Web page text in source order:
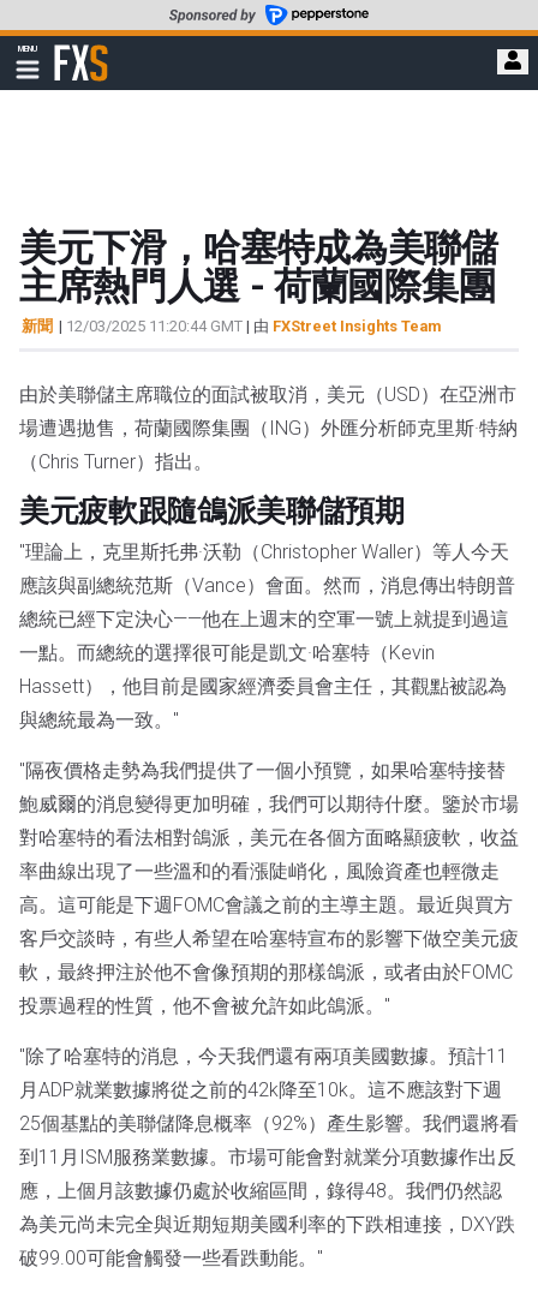
至
要
MENU
顯
示
FXStreet
美元下滑，哈塞特成為美聯儲
主席熱門人選 - 荷蘭國際集團
新聞 | 12/03/2025 11:20:44 GMT | 由 FXStreet Insights Team
由於美聯儲主席職位的面試被取消，美元（USD）在亞洲市
場遭遇拋售，荷蘭國際集團（ING）外匯分析師克里斯·特納
（Chris Turner）指出。
美元疲軟跟隨鴿派美聯儲預期
"理論上，克里斯托弗·沃勒（Christopher Waller）等人今天
應該與副總統范斯（Vance）會面。然而，消息傳出特朗普
總統已經下定決心——他在上週末的空軍一號上就提到過這
一點。而總統的選擇很可能是凱文·哈塞特（Kevin
Hassett），他目前是國家經濟委員會主任，其觀點被認為
與總統最為一致。"
"隔夜價格走勢為我們提供了一個小預覽，如果哈塞特接替
鮑威爾的消息變得更加明確，我們可以期待什麼。鑒於市場
對哈塞特的看法相對鴿派，美元在各個方面略顯疲軟，收益
率曲線出現了一些溫和的看漲陡峭化，風險資產也輕微走
高。這可能是下週FOMC會議之前的主導主題。最近與買方
客戶交談時，有些人希望在哈塞特宣布的影響下做空美元疲
軟，最終押注於他不會像預期的那樣鴿派，或者由於FOMC
投票過程的性質，他不會被允許如此鴿派。"
"除了哈塞特的消息，今天我們還有兩項美國數據。預計11
月ADP就業數據將從之前的42k降至10k。這不應該對下週
25個基點的美聯儲降息概率（92%）產生影響。我們還將看
到11月ISM服務業數據。市場可能會對就業分項數據作出反
應，上個月該數據仍處於收縮區間，錄得48。我們仍然認
為美元尚未完全與近期短期美國利率的下跌相連接，DXY跌
破99.00可能會觸發一些看跌動能。"